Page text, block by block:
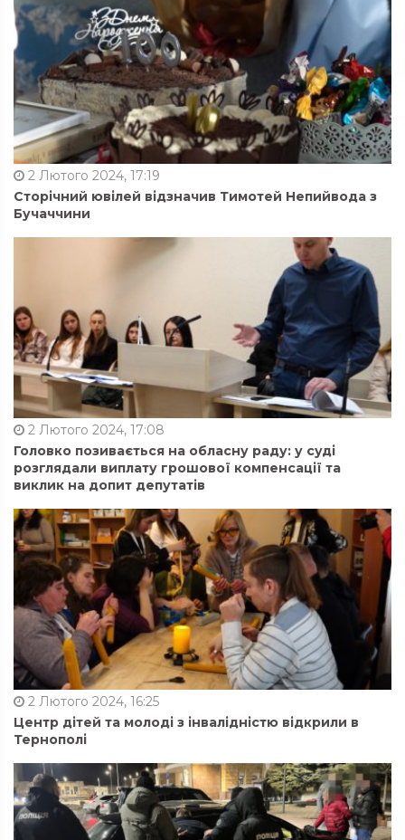
2 Лютого 2024, 17:19
Сторічний ювілей відзначив Тимотей Непийвода з
Бучаччини
2 Лютого 2024, 17:08
Головко позивається на обласну раду: у суді
розглядали виплату грошової компенсації та
виклик на допит депутатів
2 Лютого 2024, 16:25
Центр дітей та молоді з інвалідністю відкрили в
Тернополі